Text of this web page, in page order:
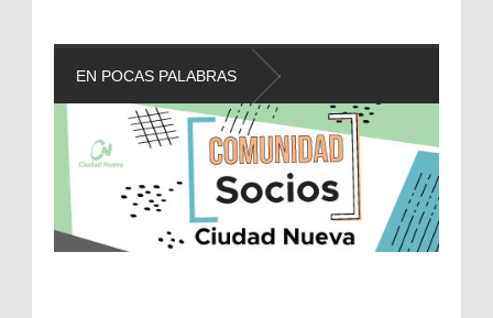
EN POCAS PALABRAS